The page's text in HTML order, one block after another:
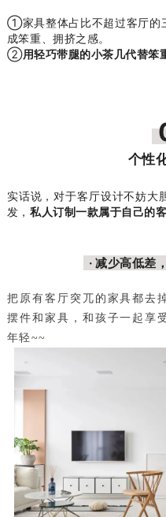
①家具整体占比不超过客厅的
成笨重、拥挤之感。
②用轻巧带腿的小茶几代替笨
个性
实话说，对于客厅设计不妨大
发，私人订制一款属于自己的
· 减少高低差
把原有客厅突兀的家具都去
摆件和家具，和孩子一起享
年轻~~